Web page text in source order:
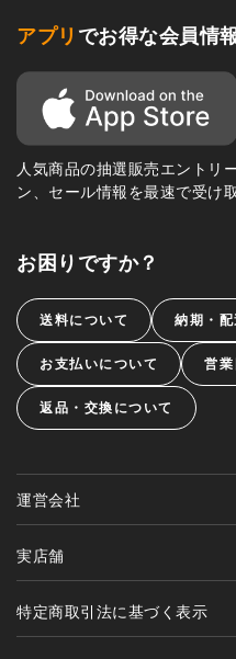
アプリ でお得な会員情
人気商品の抽選販売エントリ
ン、セール情報を最速で受け
お困りですか？
送料について 納期・
お支払いについて 営業
返品・交換について
運営会社
実店舗
特定商取引法に基づく表示